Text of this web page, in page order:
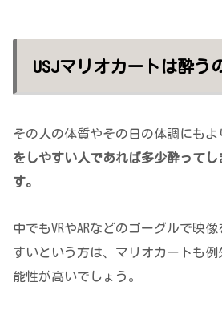
USJマリオカートは酔う
その人の体質やその日の体調にもよ
をしやすい人であれば多少酔って
す。
中でもVRやARなどのゴーグルで映
すいという方は、マリオカートも
能性が高いでしょう。